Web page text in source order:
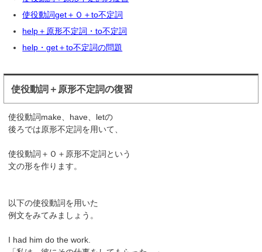
使役動詞get＋Ｏ＋to不定詞
help＋原形不定詞・to不定詞
help・get＋to不定詞の問題
使役動詞＋原形不定詞の復習
使役動詞make、have、letの
後ろでは原形不定詞を用いて、
使役動詞＋Ｏ＋原形不定詞という
文の形を作ります。
以下の使役動詞を用いた
例文をみてみましょう。
I had him do the work.